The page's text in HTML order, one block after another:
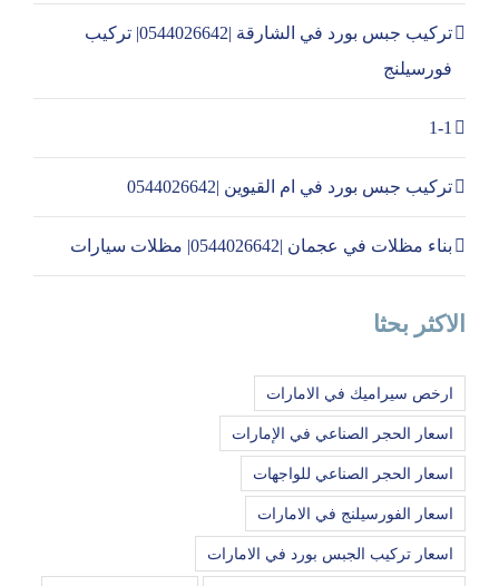
تركيب جبس بورد في الشارقة |0544026642| تركيب
فورسيلنج
1-1
تركيب جبس بورد في ام القيوين |0544026642
بناء مظلات في عجمان |0544026642| مظلات سيارات
الاكثر بحثا
ارخص سيراميك في الامارات
اسعار الحجر الصناعي في الإمارات
اسعار الحجر الصناعي للواجهات
اسعار الفورسيلنج في الامارات
اسعار تركيب الجبس بورد في الامارات